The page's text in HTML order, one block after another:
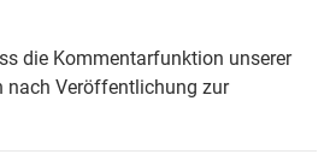
die Kommentarfunktion unserer
nach Veröffentlichung zur